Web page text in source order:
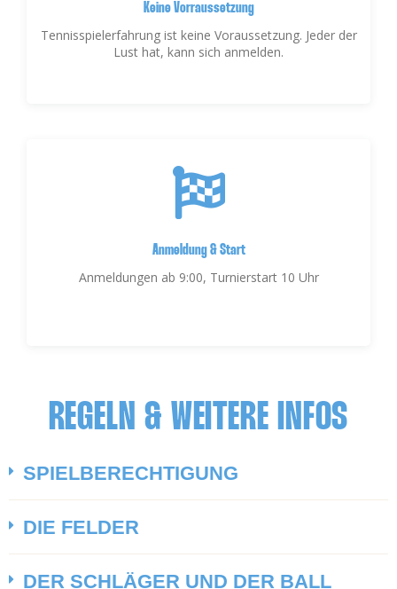
Keine Vorraussetzung
Tennisspielerfahrung ist keine Voraussetzung. Jeder der
Lust hat, kann sich anmelden.
Anmeldung & Start
Anmeldungen ab 9:00, Turnierstart 10 Uhr
REGELN & WEITERE INFOS
SPIELBERECHTIGUNG
DIE FELDER
DER SCHLÄGER UND DER BALL